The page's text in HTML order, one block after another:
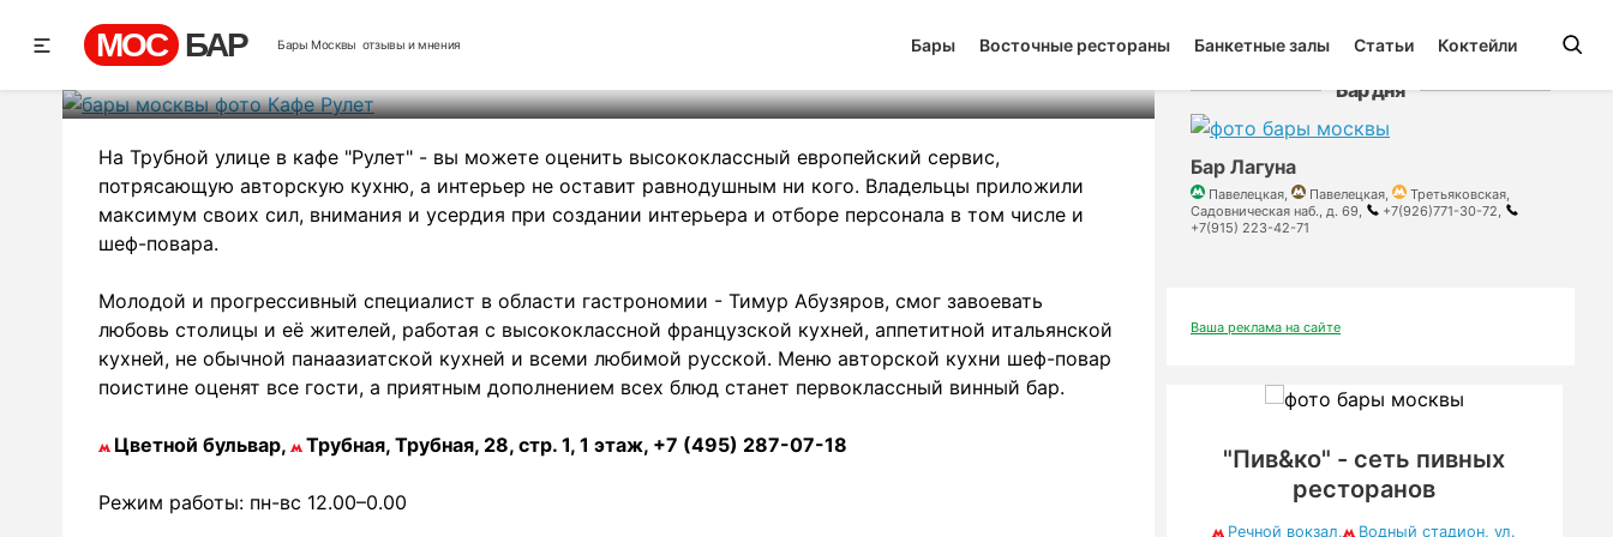
МОС БАР Бары Москвы отзывы и мнения Бары Восточные рестораны Банкетные залы Статьи Коктейли
На Трубной улице в кафе "Рулет" - вы можете оценить высококлассный европейский сервис,
потрясающую авторскую кухню, а интерьер не оставит равнодушным ни кого. Владельцы приложили
максимум своих сил, внимания и усердия при создании интерьера и отборе персонала в том числе и
шеф-повара.
Молодой и прогрессивный специалист в области гастрономии - Тимур Абузяров, смог завоевать
любовь столицы и её жителей, работая с высококлассной французской кухней, аппетитной итальянской
кухней, не обычной панаазиатской кухней и всеми любимой русской. Меню авторской кухни шеф-повар
поистине оценят все гости, а приятным дополнением всех блюд станет первоклассный винный бар.
Цветной бульвар, Трубная, Трубная, 28, стр. 1, 1 этаж, +7 (495) 287-07-18
Режим работы: пн-вс 12.00–0.00
Бар дня
Бар Лагуна
Павелецкая, Павелецкая,
Третьяковская,
Садовническая наб., д. 69,
+7(926)771-30-72,
+7(915) 223-42-71
Ваша реклама на сайте
"Пив&ко" - сеть пивных
ресторанов
Речной вокзал, Водный стадион, ул.